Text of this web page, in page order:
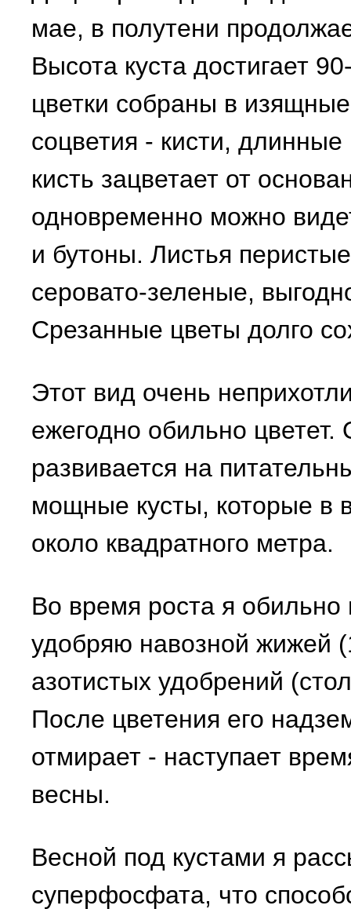
мае, в полутени
Высота куста достигает
цветки собраны в
соцветия - кисти,
кисть зацветает от
одновременно можно
и бутоны. Листья
серовато-зеленые,
Срезанные цветы долго
Этот вид очень
ежегодно обильно
развивается на
мощные кусты, которые в
около квадратного метра.
Во время роста я
удобряю навозной жижей
азотистых удобрений
После цветения его
отмирает - наступает
весны.
Весной под кустами я
суперфосфата, что